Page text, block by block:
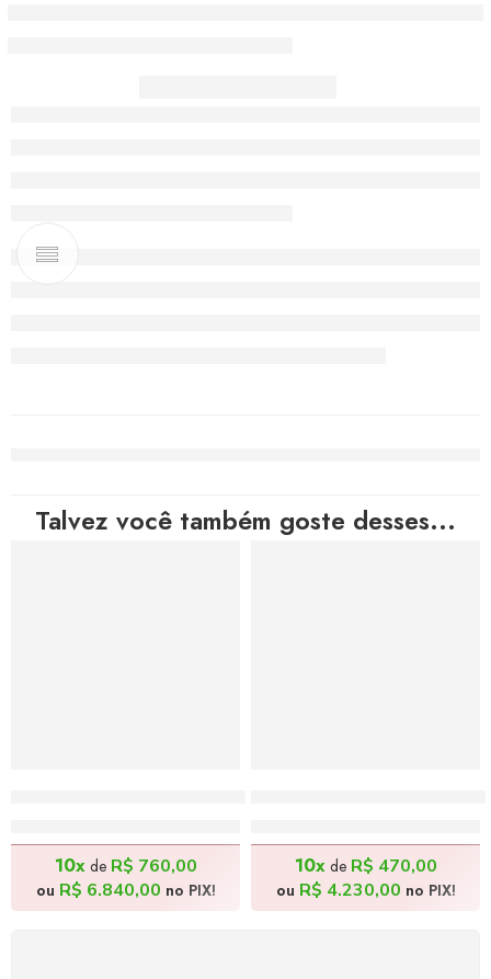
Talvez você também goste desses...
10xde R$ 760,00
ou R$ 6.840,00 no PIX!
10xde R$ 470,00
ou R$ 4.230,00 no PIX!